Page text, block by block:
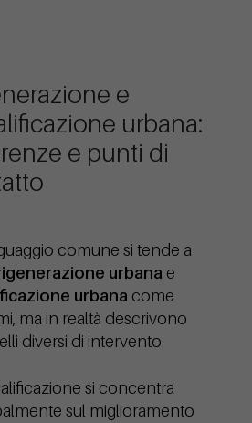
e
urbana:
e punti di
comune si tende a
urbana e
urbana come
ma in realtà descrivono
diversi di intervento.
si concentra
sul miglioramento